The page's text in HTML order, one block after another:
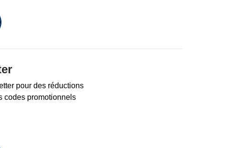
pour des réductions
codes promotionnels